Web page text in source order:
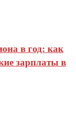
в год: как
зарплаты в